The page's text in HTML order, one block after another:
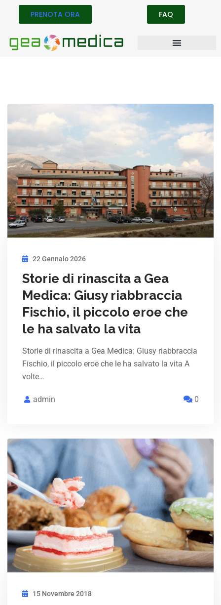
PRENOTA ORA FAQ
22 Gennaio 2026
Storie di rinascita a Gea
Medica: Giusy riabbraccia
Fischio, il piccolo eroe che
le ha salvato la vita
Storie di rinascita a Gea Medica: Giusy riabbraccia
Fischio, il piccolo eroe che le ha salvato la vita A
volte…
admin 0
15 Novembre 2018